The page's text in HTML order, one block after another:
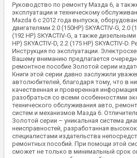
Руководство по ремонту Мазда 6, а
эксплуатации и техническому
Mazda 6 с 2012 года выпуска,
двигателями 2.0 (150HP) SKYACTIV-G, 2.0
(192 HP) SKYACTIV-G, а также
HP) SKYACTIV-D, 2.2 (175 HP) SKYACTIV-D.
Инструкция по эксплуатации.
Вашему вниманию предлагается
ремонтное пособие Золотой серии
Книги этой серии давно заслужили
автолюбителей, благодаря тому, что в
качественная и проверенная
разобраться со всеми особенностями
технического обслуживания авто,
систем и механизмов Мазда 6.
Золотой серии – уникальная система
неисправностей, разработанная
специалистами издательства
ремонтных пособий. При помощи этой
сможет не только в минимальный срок